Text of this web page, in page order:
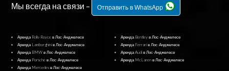
Мы всегда на связи – Отправить в WhatsApp
Аренда Rolls-Royce в Лос-Анджелесе
Аренда Bentley в Лос-Анджелесе
Аренда Lamborghini в Лос-Анджелесе
Аренда Ferrari в Лос-Анджелесе
Аренда BMW в Лос-Анджелесе
Аренда Audi в Лос-Анджелесе
Аренда Porsche в Лос-Анджелесе
Аренда McLaren в Лос-Анджелесе
Аренда Mercedes в Лос-Анджелесе